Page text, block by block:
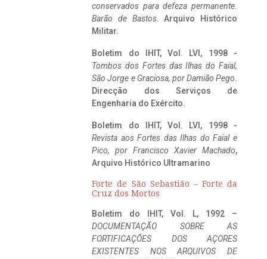
conservados para defeza permanente.
Barão de Bastos. Arquivo Histórico
Militar.
Boletim do IHIT, Vol. LVI, 1998 -
Tombos dos Fortes das Ilhas do Faial,
São Jorge e Graciosa, por Damião Pego.
Direcção dos Serviços de
Engenharia do Exército.
Boletim do IHIT, Vol. LVI, 1998 -
Revista aos Fortes das Ilhas do Faial e
Pico, por Francisco Xavier Machado,
Arquivo Histórico Ultramarino
Forte de São Sebastião – Forte da
Cruz dos Mortos
Boletim do IHIT, Vol. L, 1992 –
DOCUMENTAÇÃO SOBRE AS
FORTIFICAÇÕES DOS AÇORES
EXISTENTES NOS ARQUIVOS DE